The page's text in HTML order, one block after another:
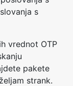
s
vrednot OTP
pakete
strank.